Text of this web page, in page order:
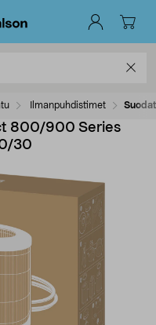
Ilmanpuhdistimet
800/900 Series
30